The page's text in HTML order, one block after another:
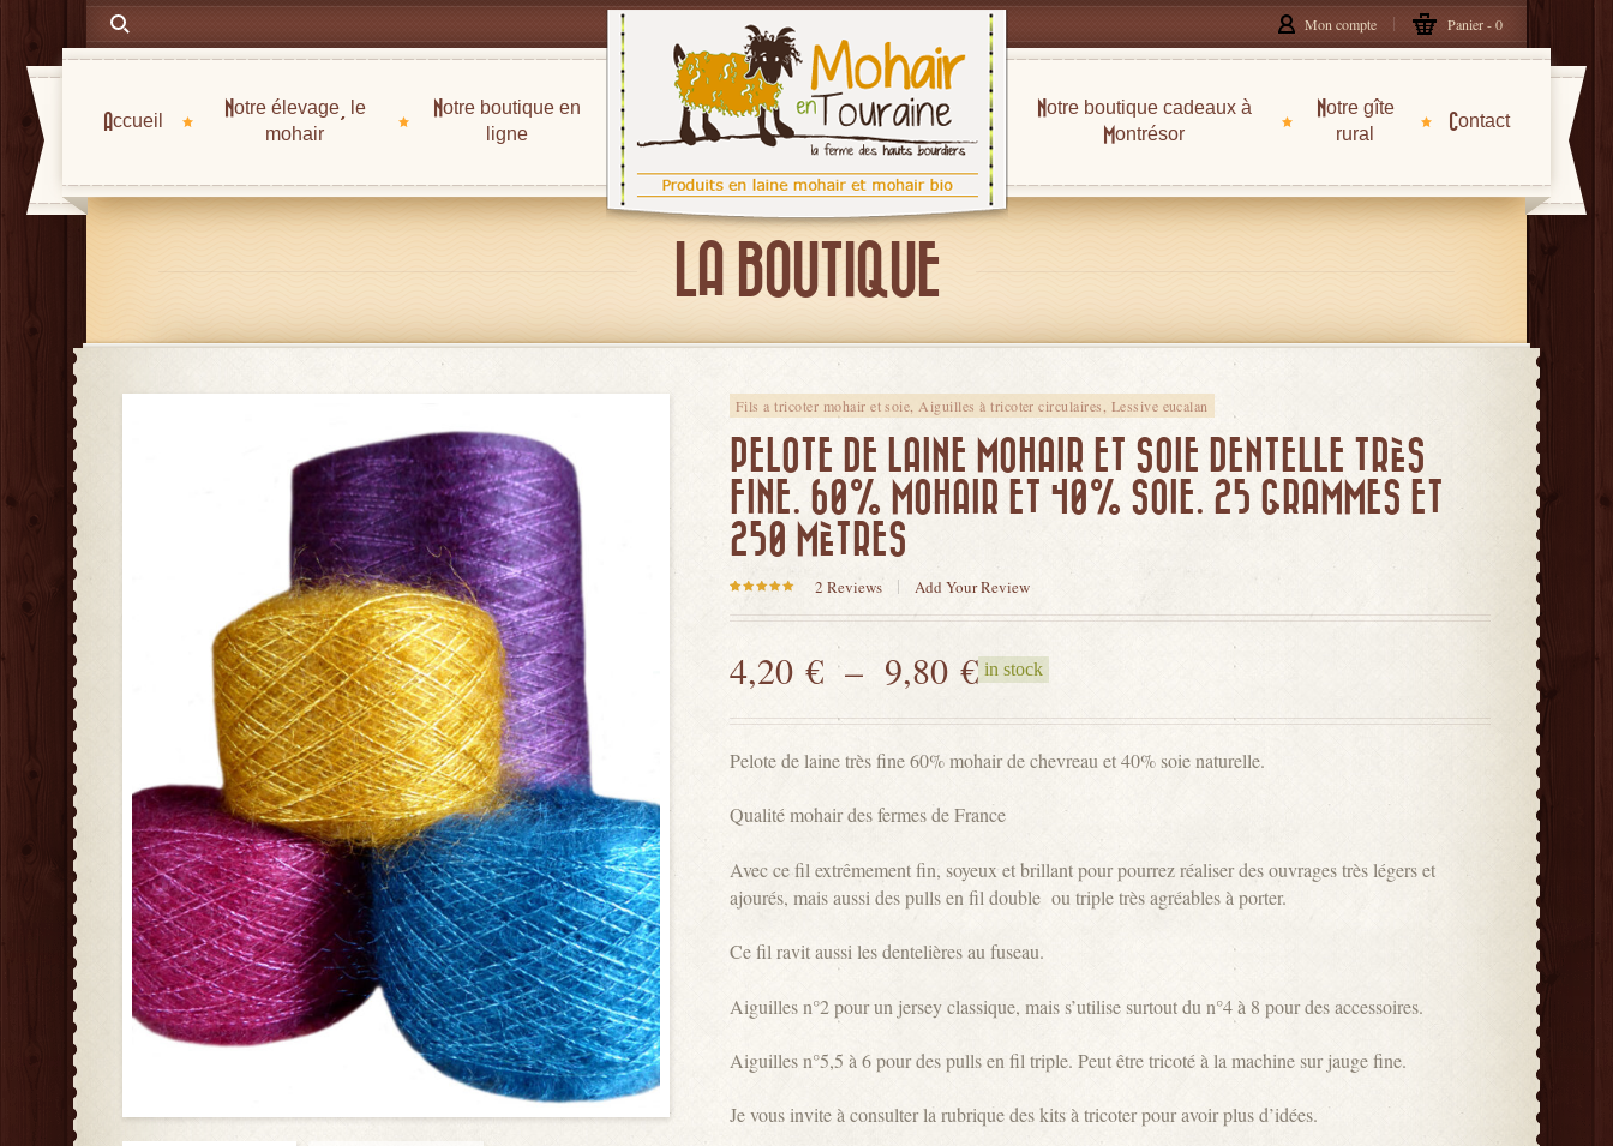
Mon compte Panier 0
Accueil
Notre élevage, le
mohair
Notre boutique en
ligne
Notre boutique cadeaux à
Montrésor
Notre gîte
rural
Contact
LA BOUTIQUE
Fils a tricoter mohair et soie, Aiguilles à tricoter circulaires, Lessive eucalan
PELOTE DE LAINE MOHAIR ET SOIE DENTELLE TRÈS
FINE. 60% MOHAIR ET 40% SOIE. 25 GRAMMES ET
250 MÈTRES
sur 5
basé
2 Reviews Add Your Review
4,20 € – 9,80 € in stock
Pelote de laine très fine 60% mohair de chevreau et 40% soie naturelle.
Qualité mohair des fermes de France
Avec ce fil extrêmement fin, soyeux et brillant pour pourrez réaliser des ouvrages très légers et
ajourés, mais aussi des pulls en fil double ou triple très agréables à porter.
Ce fil ravit aussi les dentelières au fuseau.
Aiguilles n°2 pour un jersey classique, mais s’utilise surtout du n°4 à 8 pour des accessoires.
Aiguilles n°5,5 à 6 pour des pulls en fil triple. Peut être tricoté à la machine sur jauge fine.
Je vous invite à consulter la rubrique des kits à tricoter pour avoir plus d’idées.